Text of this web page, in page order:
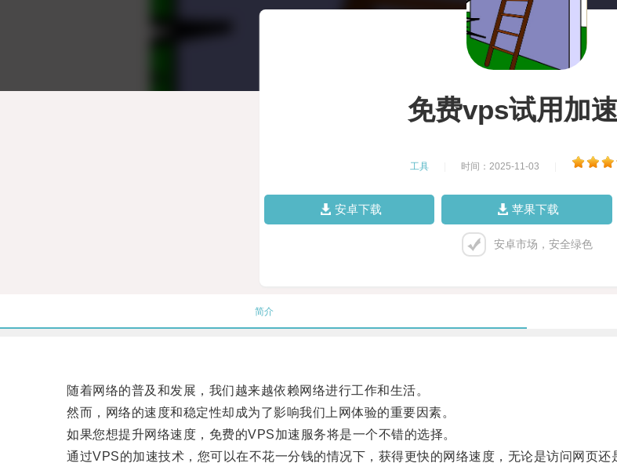
免费vps试用加
工具 时间：2025-11-03
安卓下载 苹果下载
安卓市场，安全绿色
简介
随着网络的普及和发展，我们越来越依赖网络进行工作和生活。
然而，网络的速度和稳定性却成为了影响我们上网体验的重要因素。
如果您想提升网络速度，免费的VPS加速服务将是一个不错的选择。
通过VPS的加速技术，您可以在不花一分钱的情况下，获得更快的网络速度，无论是访问网页还